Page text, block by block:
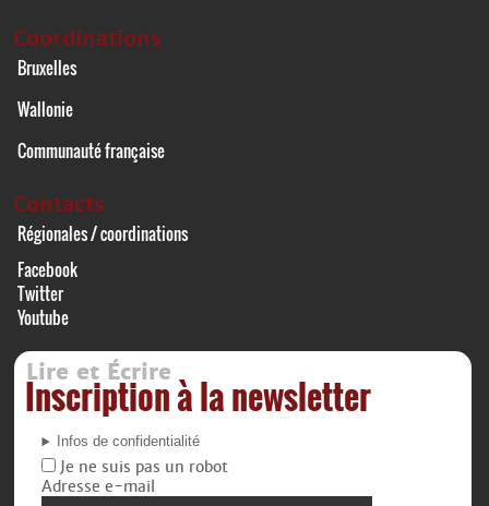
Coordinations
Bruxelles
Wallonie
Communauté française
Contacts
Régionales / coordinations
Facebook
Twitter
Youtube
Lire et Écrire
Inscription à la newsletter
Infos de confidentialité
Je ne suis pas un robot
Adresse e-mail